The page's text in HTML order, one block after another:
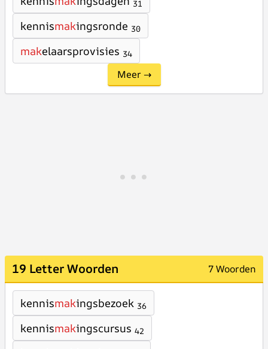
31
kennismakingsronde 30
makelaarsprovisies 34
Meer →
19 Letter Woorden 7 Woorden
kennismakingsbezoek 36
kennismakingscursus 42